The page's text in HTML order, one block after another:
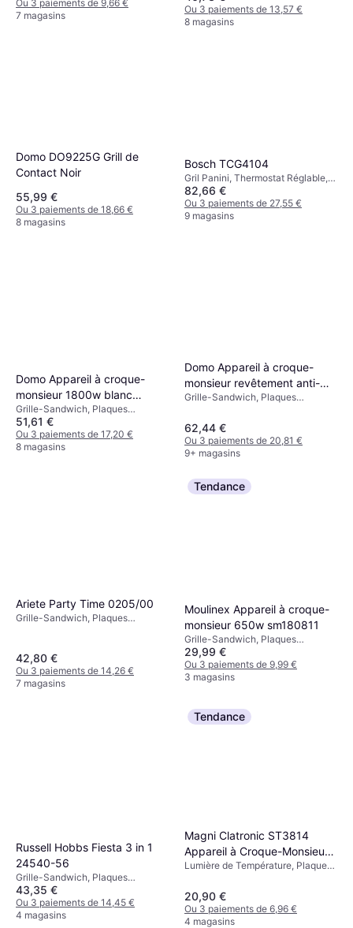
de Température, Plaque Amovible
Ou 3 paiements de 9,66 €
7 magasins
Ou 3 paiements de 13,57 €
8 magasins
Domo DO9225G Grill de
Contact Noir
55,99 €
Ou 3 paiements de 18,66 €
8 magasins
Bosch TCG4104
Gril Panini, Thermostat Réglable,
Lumière de Température, Bac à
Graisse, Plaques Revêtues
Antiadhésives, Plaque Amovible,
82,66 €
Ou 3 paiements de 27,55 €
9 magasins
Domo Appareil à croque-
monsieur 1800w blanc
do9064c
Grille-Sandwich, Plaques
Revêtues Antiadhésives, Lumière
de Température, 1800 W
51,61 €
Ou 3 paiements de 17,20 €
8 magasins
Domo Appareil à croque-
monsieur revêtement anti-
adhésif blanc
Grille-Sandwich, Plaques
Amovible, 1200 W
62,44 €
Ou 3 paiements de 20,81 €
9+ magasins
Ariete Party Time 0205/00
Grille-Sandwich, Plaques
42,80 €
Ou 3 paiements de 14,26 €
7 magasins
Tendance
Moulinex Appareil à croque-
monsieur 650w sm180811
Grille-Sandwich, Plaques
Revêtues Antiadhésives, Lumière
de Température, 650 W
29,99 €
Ou 3 paiements de 9,99 €
3 magasins
Russell Hobbs Fiesta 3 in 1
24540-56
Grille-Sandwich, Plaques
Revêtues Antiadhésives, Plaque
Amovible, Lumière de
Température, 760 W
43,35 €
Ou 3 paiements de 14,45 €
4 magasins
Tendance
Magni Clatronic ST3814
Appareil à Croque-Monsieur
Noir
Lumière de Température, Plaques
20,90 €
Ou 3 paiements de 6,96 €
4 magasins